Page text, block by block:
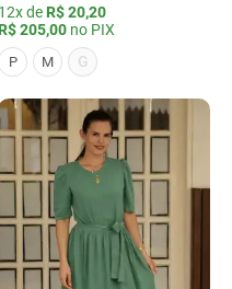
12x de R$ 20,20
R$ 205,00 no PIX
P M G